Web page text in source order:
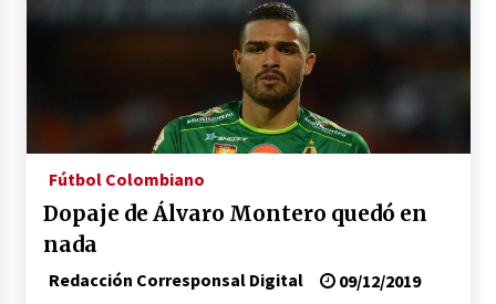
de pertenencia
15/01/2026
Falcao regresa con el rabo entre las patas
07/01/2026
Captura de Maduro, donde manda capitán,
no manda marinero.
Otro regalo navideño de Petrosky, al caído
Fútbol Colombiano
Dopaje de Álvaro Montero quedó en
nada
Redacción Corresponsal Digital 09/12/2019